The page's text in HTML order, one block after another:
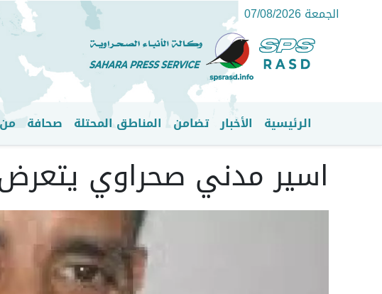
الجمعة 07/08/2026
القائمة الرئيسية
الرئيسية الأخبار تضامن المناطق المحتلة صحافة
اسير مدني صحراوي